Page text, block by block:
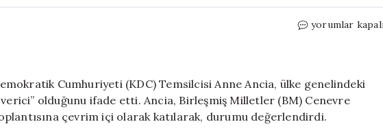
DSÖ,
Ebola
Salgısını
Değerlendirdi:
Durum
yorumlar
Cumhuriyeti (KDC) Temsilcisi Anne Ancia, ülke genelindeki
verici” olduğunu ifade etti. Ancia, Birleşmiş Milletler (BM) Cenevre
çevrim içi olarak katılarak, durumu değerlendirdi.